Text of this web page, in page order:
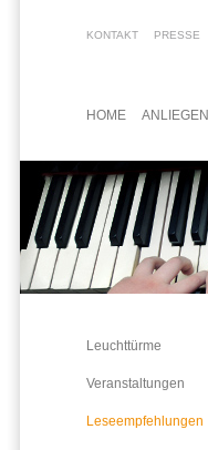
HOME ANLIEGEN
Leuchttürme
Veranstaltungen
Leseempfehlungen
KONTAKT PRESSE